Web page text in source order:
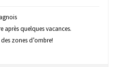
après quelques vacances.
zones d’ombre!